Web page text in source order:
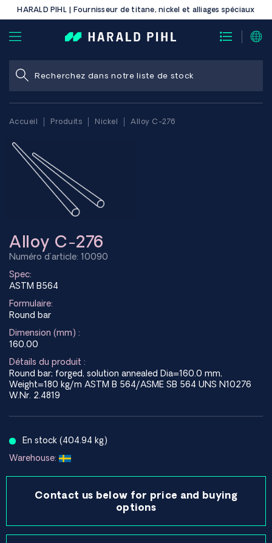
HARALD PIHL | Fournisseur de titane, nickel et alliages spéciaux
Accueil Produits Nickel Alloy C-276
Alloy C-276
Numéro d'article: 10090
Spec:
ASTM B564
Formulaire:
Round bar
Dimension (mm) :
160.00
Détails du produit :
Round bar; forged, solution annealed Dia=160.0 mm,
Weight=180 kg/m ASTM B 564/ASME SB 564 UNS N10276
W.Nr. 2.4819
En stock (404.94 kg)
Warehouse:
Contact us below for price and buying
options